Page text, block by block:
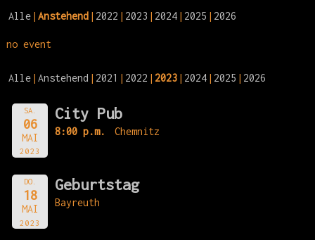
Alle Anstehend 2022 2023 2024 2025 2026
no event
Alle Anstehend 2021 2022 2023 2024 2025 2026
SA.
06
MAI
2023
City Pub
8:00 p.m. Chemnitz
DO.
18
MAI
2023
Geburtstag
Bayreuth